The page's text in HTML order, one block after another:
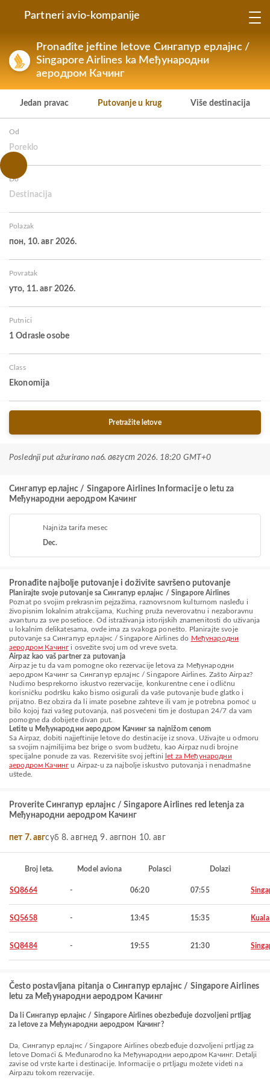
Partneri avio-kompanije
Pronađite jeftine letove Сингапур ерлајнс /
Singapore Airlines ka Међународни
аеродром Качинг
Jedan pravac Putovanje u krug Više destinacija
Od
Poreklo
Do
Destinacija
Polazak
пон, 10. авг 2026.
Povratak
уто, 11. авг 2026.
Putnici
1 Odrasle osobe
Class
Ekonomija
Pretražite letove
Poslednji put ažurirano na6. август 2026. 18:20 GMT+0
Сингапур ерлајнс / Singapore Airlines Informacije o letu za
Међународни аеродром Качинг
Najniža tarifa mesec
Dec.
Pronađite najbolje putovanje i doživite savršeno putovanje
Planirajte svoje putovanje sa Сингапур ерлајнс / Singapore Airlines
Poznat po svojim prekrasnim pejzažima, raznovrsnom kulturnom nasleđu i
živopisnim lokalnim atrakcijama, Kuching pruža neverovatnu i nezaboravnu
avanturu za sve posetioce. Od istraživanja istorijskih znamenitosti do uživanja
u lokalnim delikatesama, ovde ima za svakoga ponešto. Planirajte svoje
putovanje sa Сингапур ерлајнс / Singapore Airlines do Међународни
аеродром Качинг i osvežite svoj um od vreve sveta.
Airpaz kao vaš partner za putovanja
Airpaz je tu da vam pomogne oko rezervacije letova za Међународни
аеродром Качинг sa Сингапур ерлајнс / Singapore Airlines. Zašto Airpaz?
Nudimo besprekorno iskustvo rezervacije, konkurentne cene i odličnu
korisničku podršku kako bismo osigurali da vaše putovanje bude glatko i
prijatno. Bez obzira da li imate posebne zahteve ili vam je potrebna pomoć u
bilo kojoj fazi vašeg putovanja, naš posvećeni tim je dostupan 24/7 da vam
pomogne da dobijete divan put.
Letite u Међународни аеродром Качинг sa najnižom cenom
Sa Airpaz, dobiti najjeftinije letove do destinacije iz snova. Uživajte u odmoru
sa svojim najmilijima bez brige o svom budžetu, kao Airpaz nudi brojne
specijalne ponude za vas. Rezervišite svoj jeftini let za Међународни
аеродром Качинг u Airpaz-u za najbolje iskustvo putovanja i nenadmašne
uštede.
Proverite Сингапур ерлајнс / Singapore Airlines red letenja za
Међународни аеродром Качинг
пет 7. авгсуб 8. авгнед 9. авгпон 10. авг
Broj leta. Model aviona Polasci Dolazi
SQ8664 - 06:20 07:55
SQ5658 - 13:45 15:35
SQ8484 - 19:55 21:30
Često postavljana pitanja o Сингапур ерлајнс / Singapore Airlines
letu za Међународни аеродром Качинг
Da li Сингапур ерлајнс / Singapore Airlines obezbeđuje dozvoljeni prtljag
za letove za Међународни аеродром Качинг?
Da, Сингапур ерлајнс / Singapore Airlines obezbeđuje dozvoljeni prtljag za
letove Domaći & Međunarodno ka Међународни аеродром Качинг. Detalji
zavise od vrste karte i destinacije. Informacije o prtljagu možete videti na
Airpazu tokom rezervacije.